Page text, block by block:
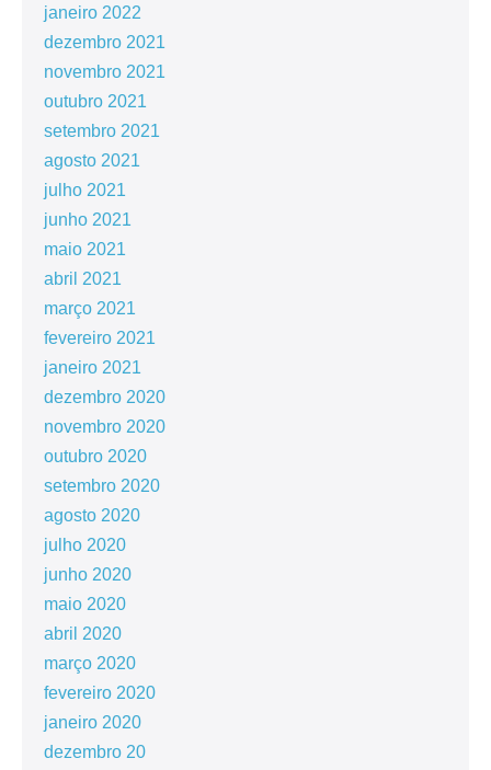
janeiro 2022
dezembro 2021
novembro 2021
outubro 2021
setembro 2021
agosto 2021
julho 2021
junho 2021
maio 2021
abril 2021
março 2021
fevereiro 2021
janeiro 2021
dezembro 2020
novembro 2020
outubro 2020
setembro 2020
agosto 2020
julho 2020
junho 2020
maio 2020
abril 2020
março 2020
fevereiro 2020
janeiro 2020
dezembro 20